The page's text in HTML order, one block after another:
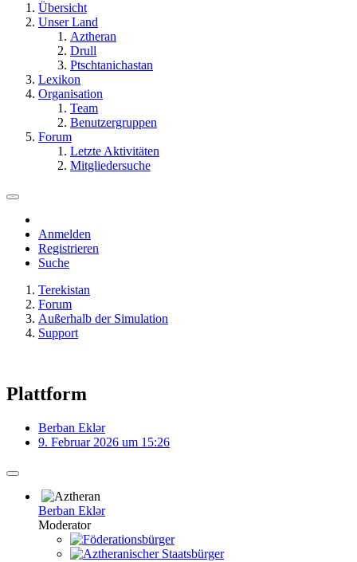
Übersicht
Unser Land
Aztheran
Drull
Ptschtanichastan
Lexikon
Organisation
Team
Benutzergruppen
Forum
Letzte Aktivitäten
Mitgliedersuche
Anmelden
Registrieren
Suche
Terekistan
Forum
Außerhalb der Simulation
Support
Plattform
Berban Eklər
9. Februar 2026 um 15:26
Berban Eklər
Moderator